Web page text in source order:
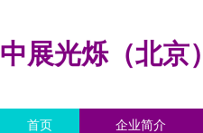
中展光烁（北京
首页 企业简介